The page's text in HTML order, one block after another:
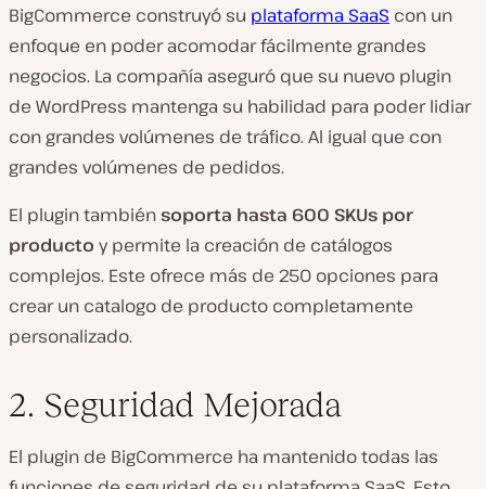
BigCommerce construyó su plataforma SaaS con un
enfoque en poder acomodar fácilmente grandes
negocios. La compañía aseguró que su nuevo plugin
de WordPress mantenga su habilidad para poder lidiar
con grandes volúmenes de tráfico. Al igual que con
grandes volúmenes de pedidos.
El plugin tambiénsoporta hasta 600 SKUs por
producto y permite la creación de catálogos
complejos. Este ofrece más de 250 opciones para
crear un catalogo de producto completamente
personalizado.
2. Seguridad Mejorada
El plugin de BigCommerce ha mantenido todas las